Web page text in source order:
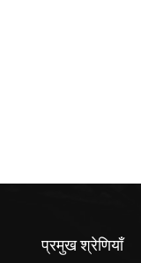
प्रमुख श्रेणियाँ